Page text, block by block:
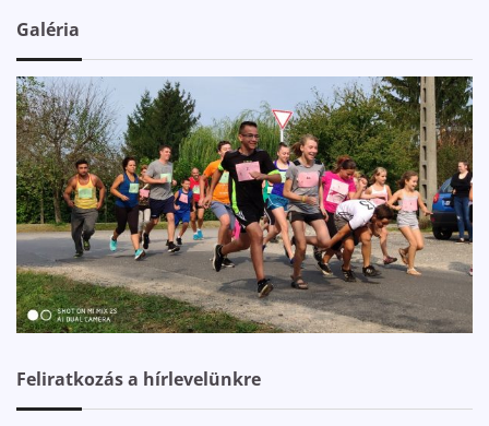
Galéria
Feliratkozás a hírlevelünkre